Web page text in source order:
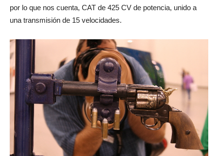
por lo que nos cuenta, CAT de 425 CV de potencia, unido a
una transmisión de 15 velocidades.